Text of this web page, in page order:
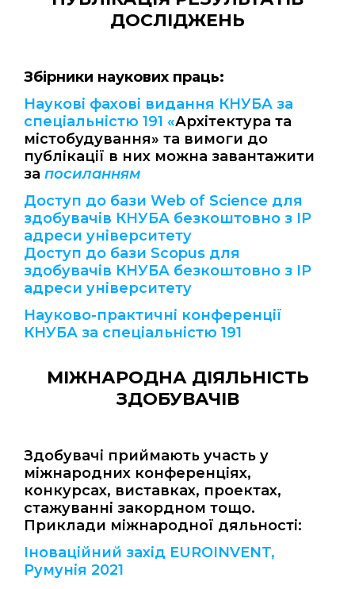
ДОСЛІДЖЕНЬ
Збірники наукових праць:
Наукові фахові видання КНУБА за
спеціальністю 191 «Архітектура та
містобудування» та вимоги до
публікації в них можна завантажити
за посиланням
Доступ до бази Web of Science для
здобувачів КНУБА безкоштовно з IP
адреси університету
Доступ до бази Scopus для
здобувачів КНУБА безкоштовно з IP
адреси університету
Науково-практичні конференції
КНУБА за спеціальністю 191
МІЖНАРОДНА ДІЯЛЬНІСТЬ
ЗДОБУВАЧІВ
Здобувачі приймають участь у
міжнародних конференціях,
конкурсах, виставках, проектах,
стажуванні закордном тощо.
Приклади міжнародної дяльності:
Іноваційний захід EUROINVENT,
Румунія 2021